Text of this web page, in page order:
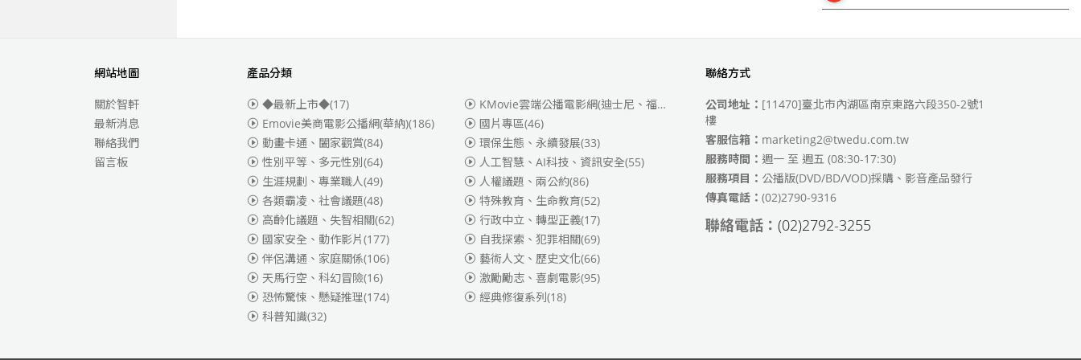
網站地圖
關於智軒
最新消息
聯絡我們
留言板
產品分類
◆最新上市◆(17) KMovie雲端公播電影網(迪士尼、福斯、索尼)
(349)
Emovie美商電影公播網(華納)(186) 國片專區(46)
動畫卡通、闔家觀賞(84) 環保生態、永續發展(33)
性別平等、多元性別(64) 人工智慧、AI科技、資訊安全(55)
生涯規劃、專業職人(49) 人權議題、兩公約(86)
各類霸凌、社會議題(48) 特殊教育、生命教育(52)
高齡化議題、失智相關(62) 行政中立、轉型正義(17)
國家安全、動作影片(177) 自我探索、犯罪相關(69)
伴侶溝通、家庭關係(106) 藝術人文、歷史文化(66)
天馬行空、科幻冒險(16) 激勵勵志、喜劇電影(95)
恐怖驚悚、懸疑推理(174) 經典修復系列(18)
科普知識(32)
聯絡方式
公司地址： [11470]臺北市內湖區南京東路六段350-2號1
樓
客服信箱： marketing2@twedu.com.tw
服務時間： 週一 至 週五 (08:30-17:30)
服務項目： 公播版(DVD/BD/VOD)採購、影音產品發行
傳真電話： (02)2790-9316
聯絡電話： (02)2792-3255